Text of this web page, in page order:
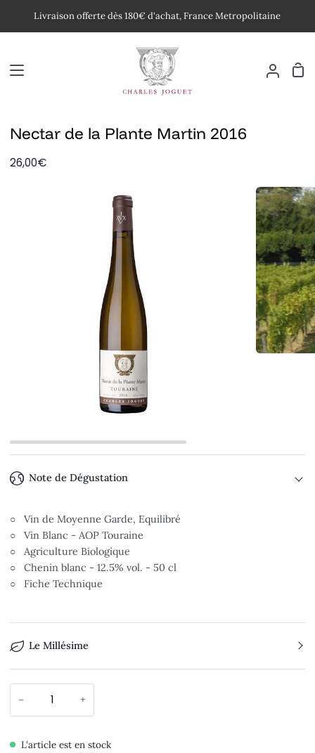
Livraison offerte dès 180€ d'achat, France Metropolitaine
Mon
Nectar de la Plante Martin 2016
26,00€
Note de Dégustation
○ Vin de Moyenne Garde, Equilibré
○ Vin Blanc - AOP Touraine
○ Agriculture Biologique
○ Chenin blanc - 12.5% vol. - 50 cl
○ Fiche Technique
Le Millésime
− +
L'article est en stock